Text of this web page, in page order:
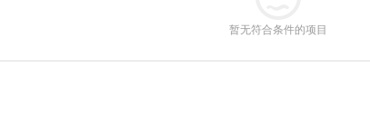
暂无符合条件的项目